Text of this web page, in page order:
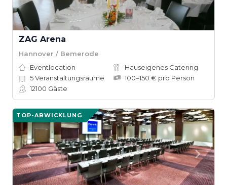
ZAG Arena
Hannover / Bemerode
Eventlocation
Hauseigenes Catering
5Veranstaltungsräume
100–150 € pro Person
12100 Gäste
TOP-ABWICKLUNG